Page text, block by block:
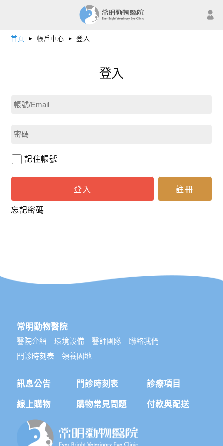
首頁 帳戶中心 登入
登入
記住帳號
忘記密碼
常明動物醫院
醫院介紹 環境設備 醫師團隊
聯絡我們
門診時刻表
領養園地
訊息公告 門診時刻表 診療項目
線上購物 購物常見問題 付款與配送